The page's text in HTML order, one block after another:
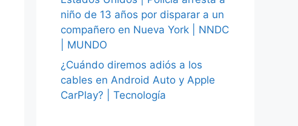
niño de 13 años por disparar a un
compañero en Nueva York | NNDC
| MUNDO
¿Cuándo diremos adiós a los
cables en Android Auto y Apple
CarPlay? | Tecnología